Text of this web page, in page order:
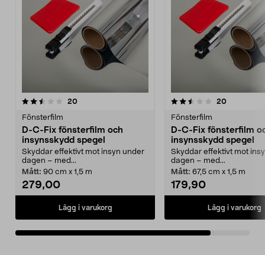
20recensioner
Fönsterfilm
D-C-Fix fönsterfilm och
insynsskydd spegel
Skyddar effektivt mot insyn under
dagen – med...
Mått: 90 cm x 1,5 m
279,00
Lägg i varukorg
2.5av 5 stjärnor 20
Fönsterfilm
D-C-Fix fönsterfilm
insynsskydd spegel
Skyddar effektivt mot
dagen – med...
Mått: 67,5 cm x 1,5 m
179,90
Lägg i varukorg